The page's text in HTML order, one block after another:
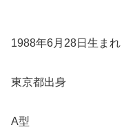
1988年6月28日生まれ
東京都出身
A型